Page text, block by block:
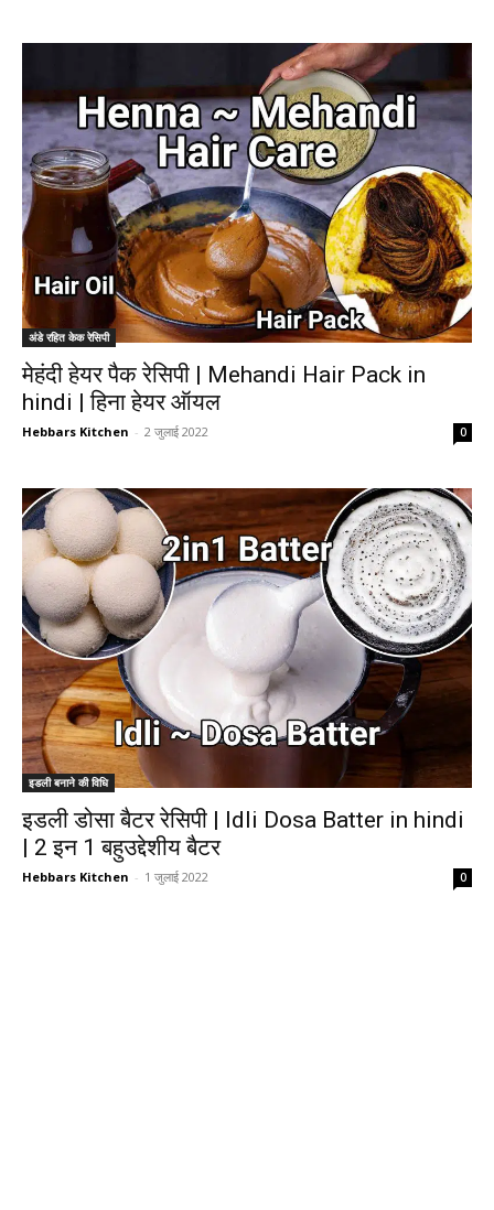
अंडे रहित केक रेसिपी
मेहंदी हेयर पैक रेसिपी | Mehandi Hair Pack in
hindi | हिना हेयर ऑयल
Hebbars Kitchen - 2 जुलाई 2022 0
इडली बनाने की विधि
इडली डोसा बैटर रेसिपी | Idli Dosa Batter in hindi
| 2 इन 1 बहुउद्देशीय बैटर
Hebbars Kitchen - 1 जुलाई 2022 0